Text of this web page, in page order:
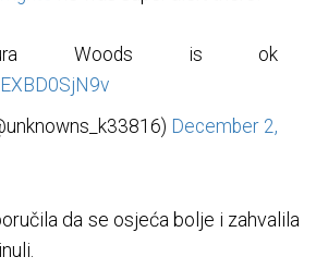
Woods is ok
December 2,
da se osjeća bolje i zahvalila